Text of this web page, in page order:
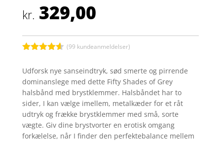
kr. 329,00
ud af 5
baseret
på
kundebedø
mmelser
(99 kundeanmeldelser)
Udforsk nye sanseindtryk, sød smerte og pirrende
dominanslege med dette Fifty Shades of Grey
halsbånd med brystklemmer. Halsbåndet har to
sider, I kan vælge imellem, metalkæder for et råt
udtryk og frække brystklemmer med små, sorte
vægte. Giv dine brystvorter en erotisk omgang
forkælelse, når I finder den perfektebalance mellem